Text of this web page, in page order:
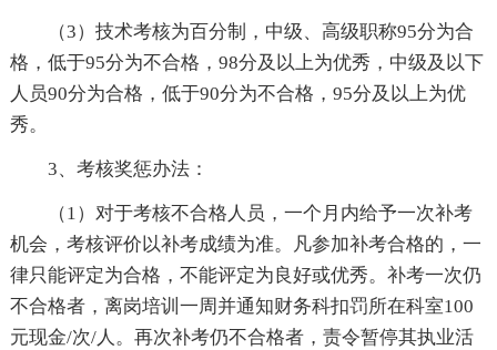
（3）技术考核为百分制，中级、高级职称95分为合
格，低于95分为不合格，98分及以上为优秀，中级及以下
人员90分为合格，低于90分为不合格，95分及以上为优
秀。
3、考核奖惩办法：
（1）对于考核不合格人员，一个月内给予一次补考
机会，考核评价以补考成绩为准。凡参加补考合格的，一
律只能评定为合格，不能评定为良好或优秀。补考一次仍
不合格者，离岗培训一周并通知财务科扣罚所在科室100
元现金/次/人。再次补考仍不合格者，责令暂停其执业活